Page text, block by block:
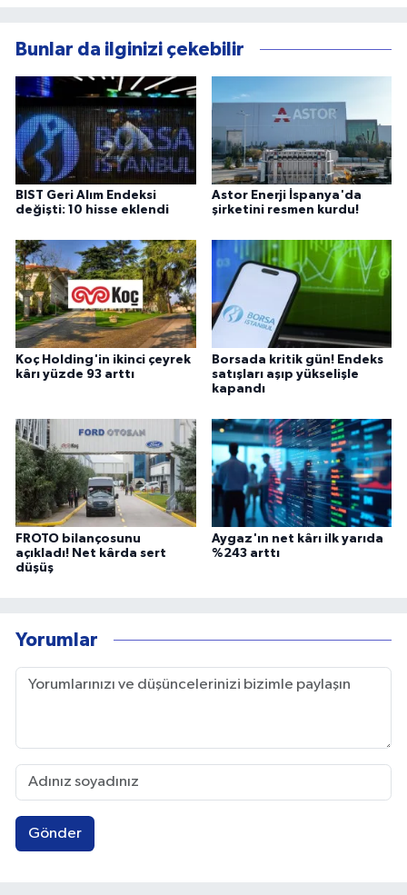
Bunlar da ilginizi çekebilir
BIST Geri Alım Endeksi
değişti: 10 hisse eklendi
Astor Enerji İspanya'da
şirketini resmen kurdu!
Koç Holding'in ikinci çeyrek
kârı yüzde 93 arttı
Borsada kritik gün! Endeks
satışları aşıp yükselişle
kapandı
FROTO bilançosunu
açıkladı! Net kârda sert
düşüş
Aygaz'ın net kârı ilk yarıda
%243 arttı
Yorumlar
Gönder